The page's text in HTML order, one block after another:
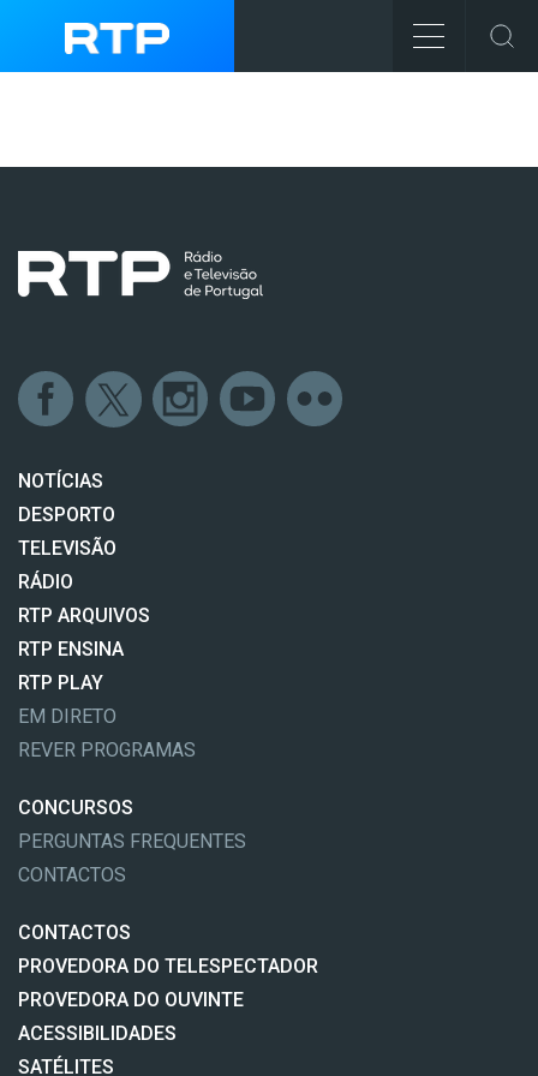
NOTÍCIAS
DESPORTO
TELEVISÃO
RÁDIO
RTP ARQUIVOS
RTP ENSINA
RTP PLAY
EM DIRETO
REVER PROGRAMAS
CONCURSOS
PERGUNTAS FREQUENTES
CONTACTOS
CONTACTOS
PROVEDORA DO TELESPECTADOR
PROVEDORA DO OUVINTE
ACESSIBILIDADES
SATÉLITES